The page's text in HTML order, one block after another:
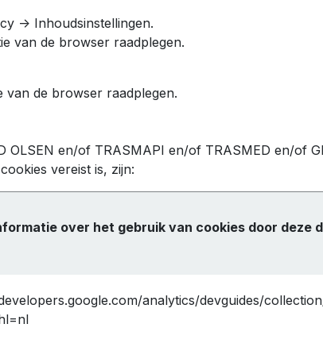
-> Inhoudsinstellingen.
van de browser raadplegen.
van de browser raadplegen.
OLSEN en/of TRASMAPI en/of TRASMED en/of
vereist is, zijn:
over het gebruik van cookies door deze
analytics/devguides/